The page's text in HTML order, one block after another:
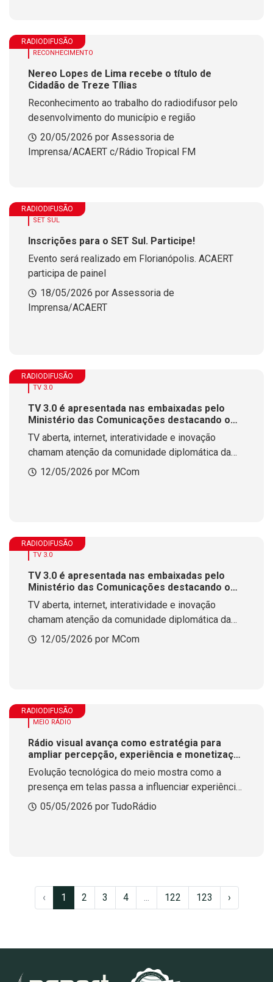
RADIODIFUSÃO
RECONHECIMENTO
Nereo Lopes de Lima recebe o título de
Cidadão de Treze Tílias
Reconhecimento ao trabalho do radiodifusor pelo
desenvolvimento do município e região
20/05/2026 por Assessoria de
Imprensa/ACAERT c/Rádio Tropical FM
RADIODIFUSÃO
SET SUL
Inscrições para o SET Sul. Participe!
Evento será realizado em Florianópolis. ACAERT
participa de painel
18/05/2026 por Assessoria de
Imprensa/ACAERT
RADIODIFUSÃO
TV 3.0
TV 3.0 é apresentada nas embaixadas pelo
Ministério das Comunicações destacando o
protagonismo do Brasil na nova geração da
televisão
TV aberta, internet, interatividade e inovação
chamam atenção da comunidade diplomática da
tecnologia brasileira
12/05/2026 por MCom
RADIODIFUSÃO
TV 3.0
TV 3.0 é apresentada nas embaixadas pelo
Ministério das Comunicações destacando o
protagonismo do Brasil na nova geração da
televisão
TV aberta, internet, interatividade e inovação
chamam atenção da comunidade diplomática da
tecnologia brasileira
12/05/2026 por MCom
RADIODIFUSÃO
MEIO RÁDIO
Rádio visual avança como estratégia para
ampliar percepção, experiência e monetização
do meio
Evolução tecnológica do meio mostra como a
presença em telas passa a influenciar experiência,
percepção de modernidade e novas oportunidades
05/05/2026 por TudoRádio
‹ 1 2 3 4 ... 122 123 ›